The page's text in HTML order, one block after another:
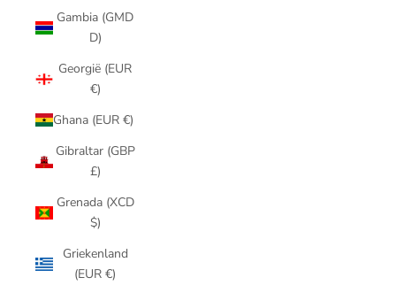
Gambia (GMD
D)
Georgië (EUR
€)
Ghana (EUR €)
Gibraltar (GBP
£)
Grenada (XCD
$)
Griekenland
(EUR €)